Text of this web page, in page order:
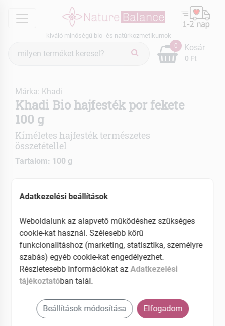
menu
kiváló minőségű bio- és natúrkozmetikumok
keresés
0
0 Ft
Kosár
Márka: Khadi
Khadi Bio hajfesték por fekete
100 g
Kíméletes hajfesték természetes
összetétellel
Tartalom: 100 g
Egyedülálló ápolás
EAN: 4260378040176
Adatkezelési beállítások
Weboldalunk az alapvető működéshez szükséges
cookie-kat használ. Szélesebb körű
funkcionalitáshoz (marketing, statisztika, személyre
szabás) egyéb cookie-kat engedélyezhet.
Részletesebb információkat azAdatkezelési
tájékoztatóban talál.
Beállítások módosítása Elfogadom